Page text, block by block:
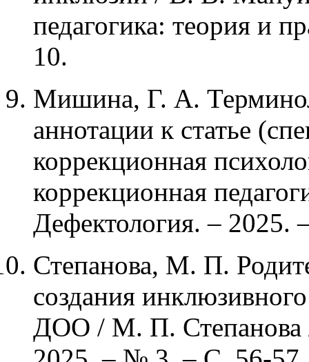
педагогика: теория и
10.
Мишина, Г. А.
аннотации к статье
коррекционная
коррекционная
Дефектология. –
Степанова, М. П.
создания
ДОО / М. П. Степанова